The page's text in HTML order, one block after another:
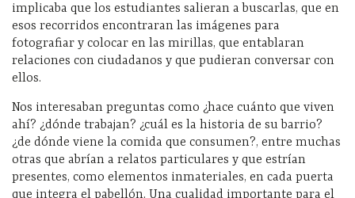
implicaba que los estudiantes salieran a buscarlas, que en
esos recorridos encontraran las imágenes para
fotografiar y colocar en las mirillas, que entablaran
relaciones con ciudadanos y que pudieran conversar con
ellos.
Nos interesaban preguntas como ¿hace cuánto que viven
ahí? ¿dónde trabajan? ¿cuál es la historia de su barrio?
¿de dónde viene la comida que consumen?, entre muchas
otras que abrían a relatos particulares y que estrían
presentes, como elementos inmateriales, en cada puerta
que integra el pabellón. Una cualidad importante para el